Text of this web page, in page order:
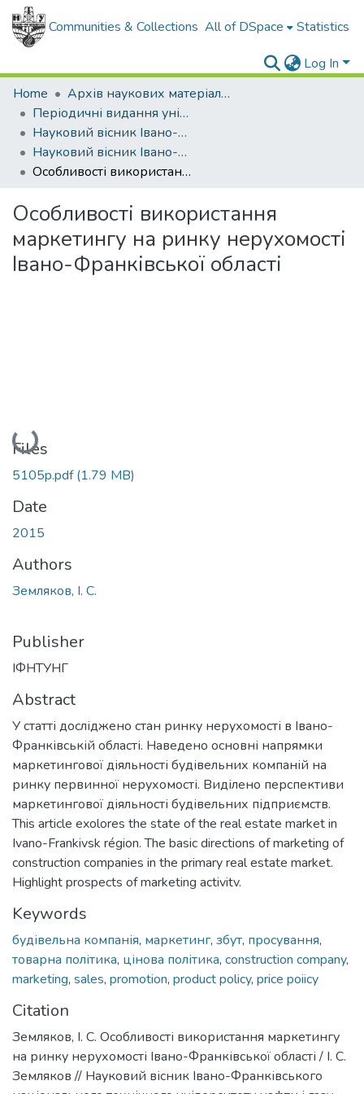
Communities & Collections All of DSpace Statistics
Log In
Home
Архів наукових матеріалів
Періодичні видання університету
Науковий вісник Івано-Франківського національного технічного університету нафти і газу. Серія: Економіка та управління в нафтовій і газовій промисловості
Науковий вісник Івано-Франківського національного технічного університету нафти і газу. Серія Економіка та управління в нафтовій і газовій промисловості - 2015 - № 1
Особливості використання маркетингу на ринку нерухомості Івано-Франківської області
Особливості використання
маркетингу на ринку нерухомості
Івано-Франківської області
Loading...
Files
5105p.pdf(1.79 MB)
Date
2015
Authors
Земляков, І. С.
Publisher
ІФНТУНГ
Abstract
У статті досліджено стан ринку нерухомості в Івано-
Франківській області. Наведено основні напрямки
маркетингової діяльності будівельних компаній на
ринку первинної нерухомості. Виділено перспективи
маркетингової діяльності будівельних підприємств.
This article exolores the state of the real estate market in
Ivano-Frankivsk région. The basic directions of marketing of
construction companies in the primary real estate market.
Highlight prospects of marketing activitv.
Keywords
будівельна компанія, маркетинг, збут, просування,
товарна політика, цінова політика, construction company,
marketing, sales, promotion, product policy, price poiicy
Citation
Земляков, І. С. Особливості використання маркетингу
на ринку нерухомості Івано-Франківської області / І. С.
Земляков // Науковий вісник Івано-Франківського